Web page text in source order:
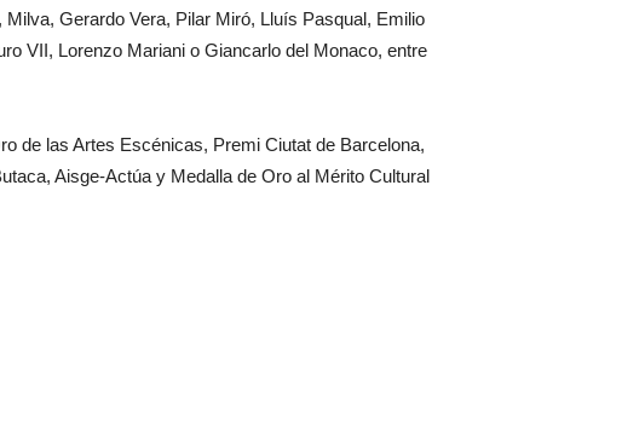
Gerardo Vera, Pilar Miró, Lluís Pasqual, Emilio
VII, Lorenzo Mariani o Giancarlo del Monaco, entre
de las Artes Escénicas, Premi Ciutat de Barcelona,
Aisge-Actúa y Medalla de Oro al Mérito Cultural